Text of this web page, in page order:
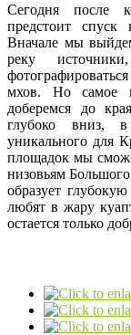
Сегодня после
предстоит
Вначале мы
реку
мхов. Но самое
доберемся до
глубоко вниз,
уникального для
площадок мы
низовьям
образует
любят в жару
остается только